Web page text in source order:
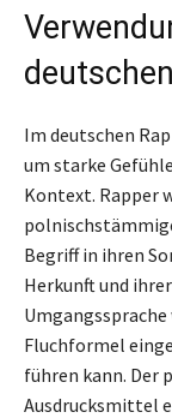
Im deutschen
um starke
Kontext. Rapper
Begriff in ihren
Herkunft und
Umgangssprache
Fluchformel
führen kann. Der
Ausdrucksmittel